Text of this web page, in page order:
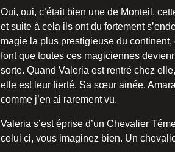
Oui, oui, c’était bien une de Monteil,
et suite à cela ils ont du fortement
magie la plus prestigieuse du
font que toutes ces magiciennes
sorte. Quand Valeria est rentré chez
elle est leur fierté. Sa sœur ainée,
comme j’en ai rarement vu.
Valeria s’est éprise d’un Chevalier
celui ci, vous imaginez bien. Un